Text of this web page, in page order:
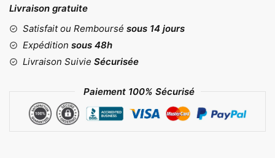
6
cavités
Livraison gratuite
Satisfait ou Remboursé sous 14 jours
Expédition sous 48h
Livraison Suivie Sécurisée
Paiement 100% Sécurisé